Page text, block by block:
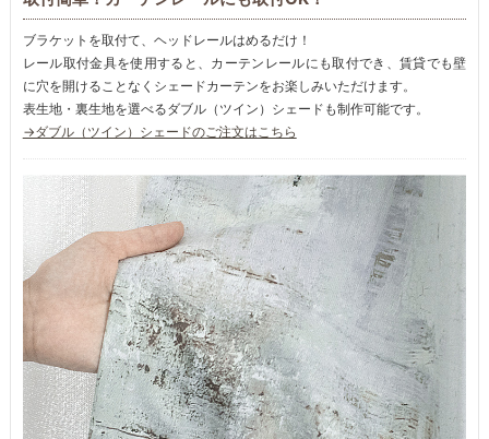
ブラケットを取付て、ヘッドレールはめるだけ！
レール取付金具を使用すると、カーテンレールにも取付でき、賃貸でも壁
に穴を開けることなくシェードカーテンをお楽しみいただけます。
表生地・裏生地を選べるダブル（ツイン）シェードも制作可能です。
→ダブル（ツイン）シェードのご注文はこちら